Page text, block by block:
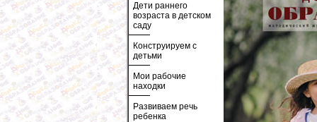
Дети раннего
возраста в детском
саду
Конструируем с
детьми
Мои рабочие
находки
Развиваем речь
ребенка